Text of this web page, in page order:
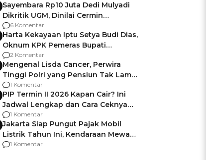
Sayembara Rp10 Juta Dedi Mulyadi
Dikritik UGM, Dinilai Cermin
Gagalnya Negara Jamin Keamanan
6 Komentar
Harta Kekayaan Iptu Setya Budi Dias,
Oknum KPK Pemeras Bupati
Pemalang
2 Komentar
Mengenal Lisda Cancer, Perwira
Tinggi Polri yang Pensiun Tak Lama
Usai Jadi Brigjen
1 Komentar
PIP Termin II 2026 Kapan Cair? Ini
Jadwal Lengkap dan Cara Ceknya
agar Dana Tidak Hangus!
1 Komentar
Jakarta Siap Pungut Pajak Mobil
Listrik Tahun Ini, Kendaraan Mewah
Kena hingga 75% PKB
1 Komentar